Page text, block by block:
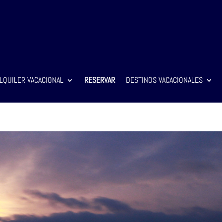
VACACIONAL RESERVAR DESTINOS VACACIONALES